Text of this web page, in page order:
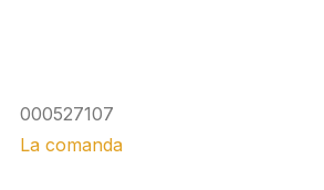
000527107
La comanda